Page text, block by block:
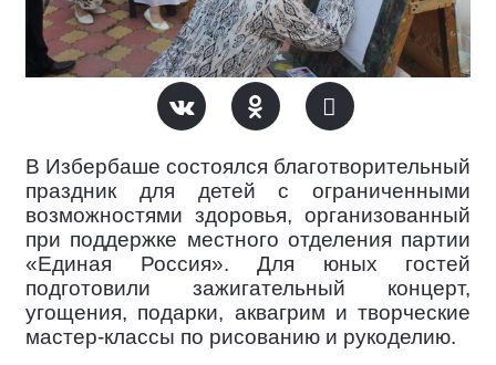
В Избербаше состоялся благотворительный
праздник для детей с ограниченными
возможностями здоровья, организованный
при поддержке местного отделения партии
«Единая Россия». Для юных гостей
подготовили зажигательный концерт,
угощения, подарки, аквагрим и творческие
мастер-классы по рисованию и рукоделию.